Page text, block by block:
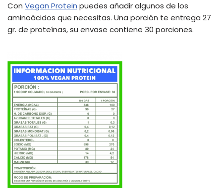
Con Vegan Protein puedes añadir algunos de los
aminoácidos que necesitas. Una porción te entrega 27
gr. de proteínas, su envase contiene 30 porciones.